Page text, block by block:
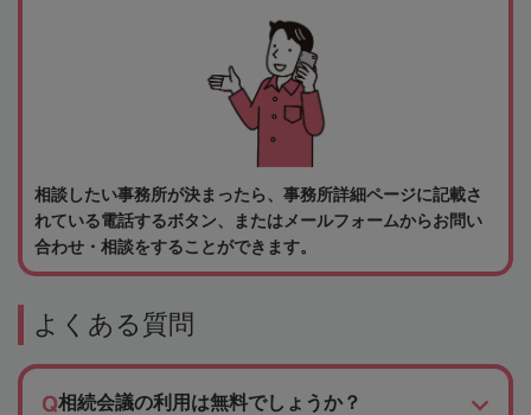
相談したい事務所が決まったら、事務所詳細ページに記載さ
れている電話するボタン、またはメールフォームからお問い
合わせ・相談をすることができます。
よくある質問
相続会議の利用は無料でしょうか？